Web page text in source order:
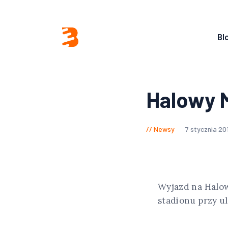
Halowy
Newsy 7 stycznia
Wyjazd na
stadionu przy